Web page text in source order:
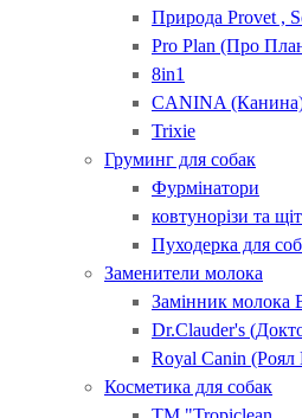
Природа Provet ,
Pro Plan (Про
8in1
CANINA
Trixie
Груминг для собак
Фурмінатори
ковтунорізи та
Пуходерка для
Заменители молока
Замінник молока
Dr.Clauder's
Royal Canin
Косметика для собак